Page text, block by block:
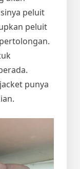
peluit
peluit
punya